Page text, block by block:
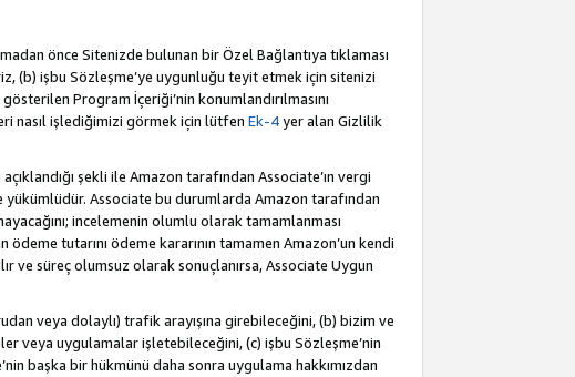
önce Sitenizde bulunan bir Özel Bağlantıya tıklaması
(b) işbu Sözleşme’ye uygunluğu teyit etmek için sitenizi
Program İçeriği’nin konumlandırılmasını
nasıl işlediğimizi görmek için lütfen Ek-4yer alan Gizlilik
açıklandığı şekli ile Amazon tarafından Associate’ın vergi
Associate bu durumlarda Amazon tarafından
incelemenin olumlu olarak tamamlanması
tutarını ödeme kararının tamamen Amazon’un kendi
ve süreç olumsuz olarak sonuçlanırsa, Associate Uygun
veya dolaylı) trafik arayışına girebileceğini, (b) bizim ve
veya uygulamalar işletebileceğini, (c) işbu Sözleşme’nin
başka bir hükmünü daha sonra uygulama hakkımızdan